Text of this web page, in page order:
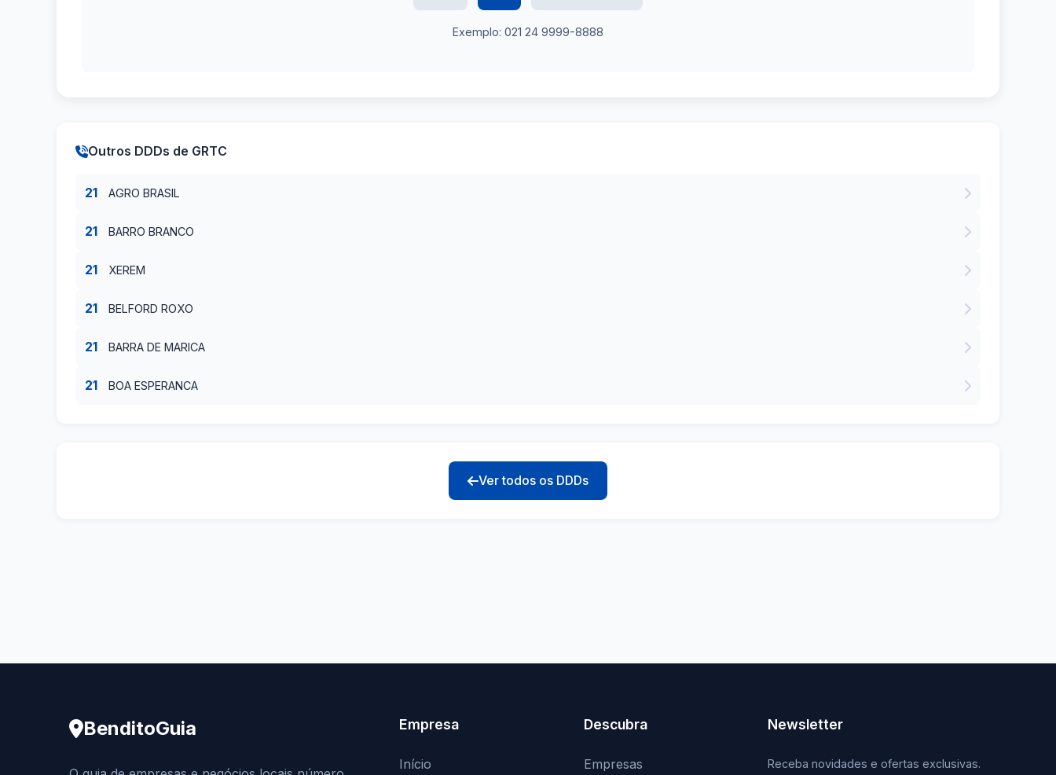
Exemplo: 021 24 9999-8888
Outros DDDs de GRTC
21 AGRO BRASIL
21 BARRO BRANCO
21 XEREM
21 BELFORD ROXO
21 BARRA DE MARICA
21 BOA ESPERANCA
Ver todos os DDDs
BenditoGuia Empresa
Início
Descubra
Empresas
Newsletter
Receba novidades e ofertas exclusivas.